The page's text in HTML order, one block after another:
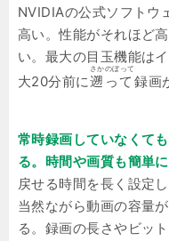
NVIDIAの公式ソフトウ
高い。性能がそれほど
い。最大の目玉機能は
大20分前に遡って
さかのぼって
録画
常時録画していなくて
る。時間や画質も簡単に
戻せる時間を長く設定
当然ながら動画の容量
る。録画の長さやビッ